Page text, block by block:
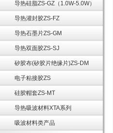
导热硅脂ZS-GZ（1.0W-5.0W）
导热灌封胶ZS-FZ
导热石墨片ZS-GM
导热双面胶ZS-SJ
矽胶布(矽胶片绝缘片)ZS-DM
电子粘接胶ZS
硅胶帽套ZS-MT
导热吸波材料XTA系列
吸波材料类产品